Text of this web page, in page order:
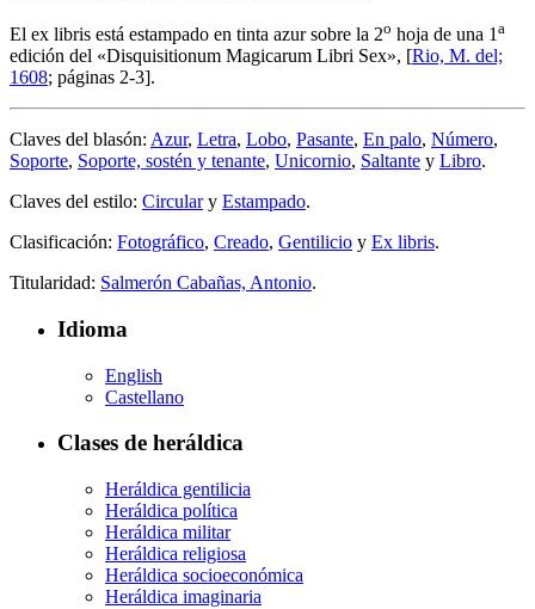
El ex libris está estampado en tinta azur sobre la 2o hoja de una 1 a
edición del «Disquisitionum Magicarum Libri Sex», [Rio, M. del;
1608; páginas 2-3].
Claves del blasón: Azur, Letra, Lobo, Pasante, En palo, Número,
Soporte, Soporte, sostén y tenante, Unicornio, Saltante y Libro.
Claves del estilo: Circulary Estampado.
Clasificación: Fotográfico, Creado, Gentilicio y Ex libris.
Titularidad: Salmerón Cabañas, Antonio.
Idioma
English
Castellano
Clases de heráldica
Heráldica gentilicia
Heráldica política
Heráldica militar
Heráldica religiosa
Heráldica socioeconómica
Heráldica imaginaria